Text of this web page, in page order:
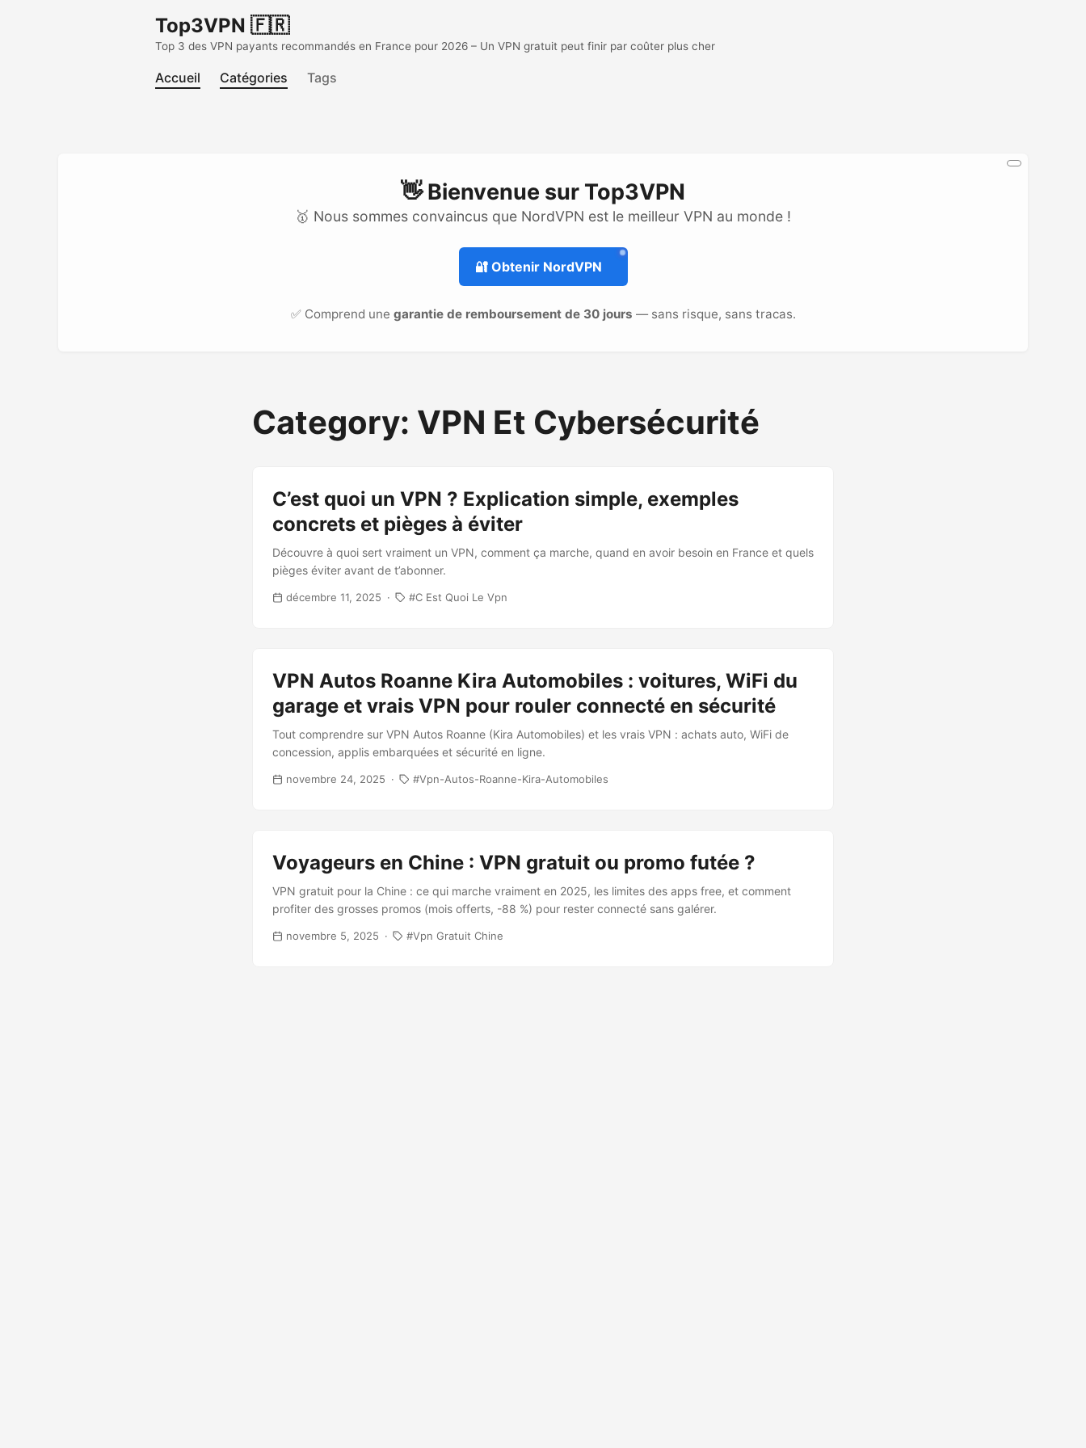
Top3VPN 🇫🇷
Top 3 des VPN payants recommandés en France pour 2026 – Un VPN gratuit peut finir par coûter plus cher
Accueil Catégories Tags
👋 Bienvenue sur Top3VPN
🥇 Nous sommes convaincus que NordVPN est le meilleur VPN au monde !
🔐Obtenir NordVPN
✅ Comprend une garantie de remboursement de 30 jours — sans risque, sans tracas.
Category: VPN Et Cybersécurité
C’est quoi un VPN ? Explication simple, exemples
concrets et pièges à éviter
Découvre à quoi sert vraiment un VPN, comment ça marche, quand en avoir besoin en France et quels
pièges éviter avant de t’abonner.
décembre 11, 2025 C Est Quoi Le Vpn
VPN Autos Roanne Kira Automobiles : voitures, WiFi du
garage et vrais VPN pour rouler connecté en sécurité
Tout comprendre sur VPN Autos Roanne (Kira Automobiles) et les vrais VPN : achats auto, WiFi de
concession, applis embarquées et sécurité en ligne.
novembre 24, 2025 Vpn-Autos-Roanne-Kira-Automobiles
Voyageurs en Chine : VPN gratuit ou promo futée ?
VPN gratuit pour la Chine : ce qui marche vraiment en 2025, les limites des apps free, et comment
profiter des grosses promos (mois offerts, -88 %) pour rester connecté sans galérer.
novembre 5, 2025 Vpn Gratuit Chine